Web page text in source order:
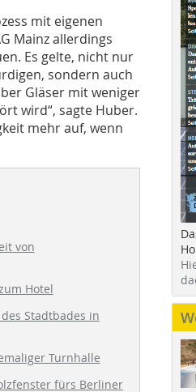
mit eigenen
Mainz allerdings
Es gelte, nicht nur
sondern auch
Gläser mit weniger
wird“, sagte Huber.
mehr auf, wenn
von
Hotel
Stadtbades in
Turnhalle
fürs Berliner